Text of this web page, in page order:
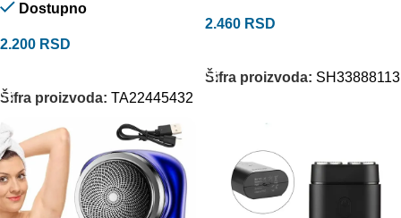
Dostupno
2.200 RSD
Šifra proizvoda: TA22445432
2.460 RSD
Šifra proizvoda: SH33888113